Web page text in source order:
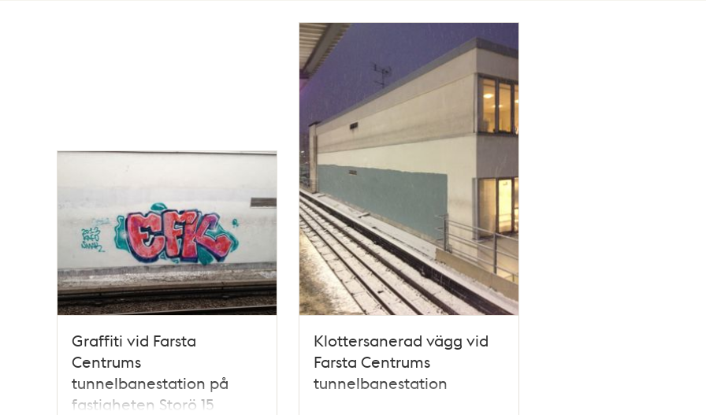
Graffiti vid Farsta
Centrums
tunnelbanestation på
fastigheten Storö 15
Klottersanerad vägg vid
Farsta Centrums
tunnelbanestation